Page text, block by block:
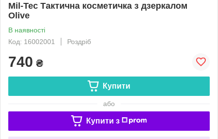
Mil-Tec Тактична косметичка з дзеркалом
Olive
В наявності
Код: 16002001
Роздріб
740 ₴
Купити
або
Купити з